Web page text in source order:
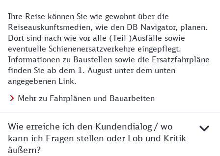
Details zu Baustelle
Ihre Reise können Sie wie gewohnt über die
Reiseauskunftsmedien, wie den DB Navigator, planen.
Dort sind nach wie vor alle (Teil-)Ausfälle sowie
eventuelle Schienenersatzverkehre eingepflegt.
Informationen zu Baustellen sowie die Ersatzfahrpläne
finden Sie ab dem 1. August unter dem unten
angegebenen Link.
Mehr zu Fahrplänen und Bauarbeiten
Wie erreiche ich den Kundendialog / wo
kann ich Fragen stellen oder Lob und Kritik
äußern?